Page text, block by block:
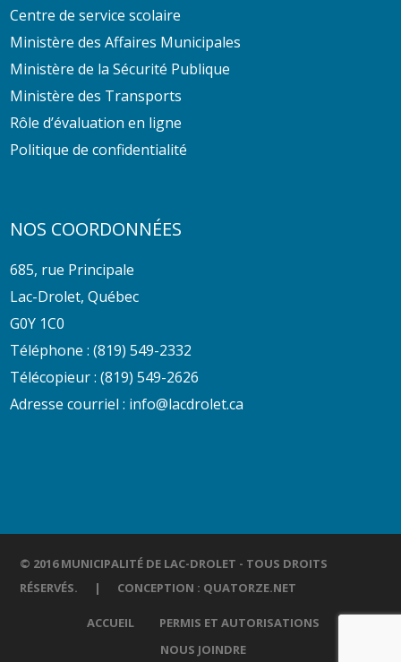
Centre de service scolaire
Ministère des Affaires Municipales
Ministère de la Sécurité Publique
Ministère des Transports
Rôle d’évaluation en ligne
Politique de confidentialité
NOS COORDONNÉES
685, rue Principale
Lac-Drolet, Québec
G0Y 1C0
Téléphone :(819) 549-2332
Télécopieur : (819) 549-2626
Adresse courriel : info@lacdrolet.ca
© 2016 MUNICIPALITÉ DE LAC-DROLET - TOUS DROITS
RÉSERVÉS. | CONCEPTION : QUATORZE.NET
ACCUEIL
PERMIS ET AUTORISATIONS
NOUS JOINDRE